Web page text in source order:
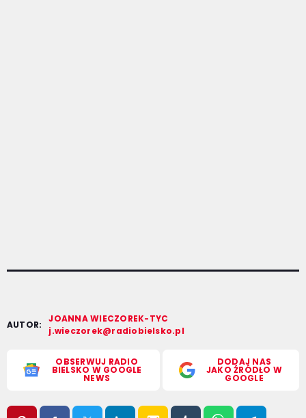
AUTOR:
JOANNA WIECZOREK-TYC
j.wieczorek@radiobielsko.pl
OBSERWUJ RADIO
BIELSKO W GOOGLE
NEWS
DODAJ NAS
JAKO ŹRÓDŁO W
GOOGLE